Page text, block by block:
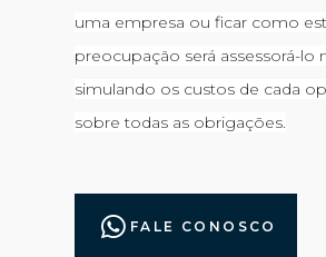
uma empresa ou ficar como
preocupação será assessorá-lo
simulando os custos de cada
sobre todas as obrigações.
FALE CONOSCO